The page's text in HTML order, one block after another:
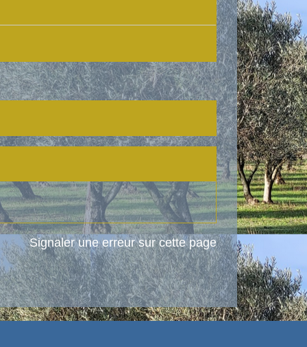
Signaler une erreur sur cette page